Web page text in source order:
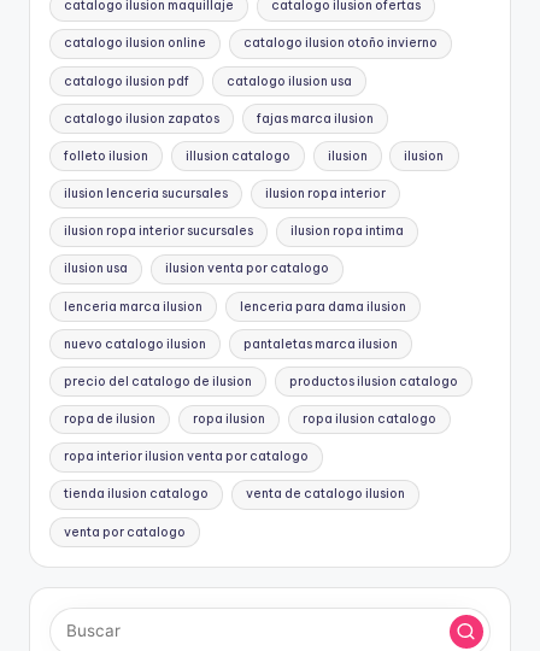
catalogo ilusion maquillaje catalogo ilusion ofertas
catalogo ilusion online catalogo ilusion otoño invierno
catalogo ilusion pdf catalogo ilusion usa
catalogo ilusion zapatos fajas marca ilusion
folleto ilusion illusion catalogo ilusion ilusion
ilusion lenceria sucursales ilusion ropa interior
ilusion ropa interior sucursales ilusion ropa intima
ilusion usa ilusion venta por catalogo
lenceria marca ilusion lenceria para dama ilusion
nuevo catalogo ilusion pantaletas marca ilusion
precio del catalogo de ilusion productos ilusion catalogo
ropa de ilusion ropa ilusion ropa ilusion catalogo
ropa interior ilusion venta por catalogo
tienda ilusion catalogo venta de catalogo ilusion
venta por catalogo